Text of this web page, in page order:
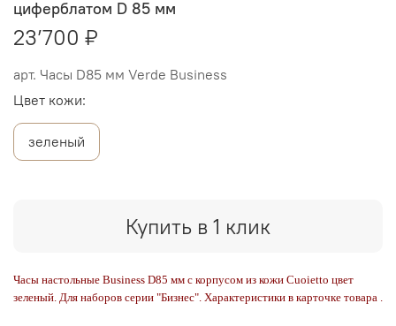
арт. Часы D85 мм Verde Business
циферблатом D 85 мм
23’700 ₽
Купить в 1 клик
Цвет кожи:
зеленый
Часы настольные Business D85 мм с корпусом из кожи Cuoietto цвет
зеленый. Для наборов серии "Бизнес". Характеристики в карточке товара .